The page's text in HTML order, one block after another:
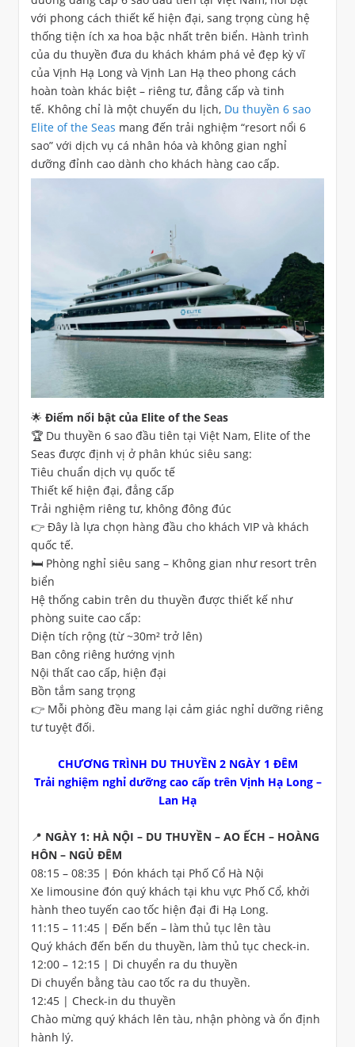
với phong cách thiết kế hiện đại, sang trọng cùng hệ
thống tiện ích xa hoa bậc nhất trên biển. Hành trình
của du thuyền đưa du khách khám phá vẻ đẹp kỳ vĩ
của Vịnh Hạ Long và Vịnh Lan Hạ theo phong cách
hoàn toàn khác biệt – riêng tư, đẳng cấp và tinh
tế. Không chỉ là một chuyến du lịch, Du thuyền 6 sao
Elite of the Seas mang đến trải nghiệm “resort nổi 6
sao” với dịch vụ cá nhân hóa và không gian nghỉ
dưỡng đỉnh cao dành cho khách hàng cao cấp.
🌟 Điểm nổi bật của Elite of the Seas
🏆 Du thuyền 6 sao đầu tiên tại Việt Nam, Elite of the
Seas được định vị ở phân khúc siêu sang:
Tiêu chuẩn dịch vụ quốc tế
Thiết kế hiện đại, đẳng cấp
Trải nghiệm riêng tư, không đông đúc
👉 Đây là lựa chọn hàng đầu cho khách VIP và khách
quốc tế.
🛏️ Phòng nghỉ siêu sang – Không gian như resort trên
biển
Hệ thống cabin trên du thuyền được thiết kế như
phòng suite cao cấp:
Diện tích rộng (từ ~30m² trở lên)
Ban công riêng hướng vịnh
Nội thất cao cấp, hiện đại
Bồn tắm sang trọng
👉 Mỗi phòng đều mang lại cảm giác nghỉ dưỡng riêng
tư tuyệt đối.
CHƯƠNG TRÌNH DU THUYỀN 2 NGÀY 1 ĐÊM
Trải nghiệm nghỉ dưỡng cao cấp trên Vịnh Hạ Long –
Lan Hạ
📍 NGÀY 1: HÀ NỘI – DU THUYỀN – AO ẾCH – HOÀNG
HÔN – NGỦ ĐÊM
08:15 – 08:35 | Đón khách tại Phố Cổ Hà Nội
Xe limousine đón quý khách tại khu vực Phố Cổ, khởi
hành theo tuyến cao tốc hiện đại đi Hạ Long.
11:15 – 11:45 | Đến bến – làm thủ tục lên tàu
Quý khách đến bến du thuyền, làm thủ tục check-in.
12:00 – 12:15 | Di chuyển ra du thuyền
Di chuyển bằng tàu cao tốc ra du thuyền.
12:45 | Check-in du thuyền
Chào mừng quý khách lên tàu, nhận phòng và ổn định
hành lý.